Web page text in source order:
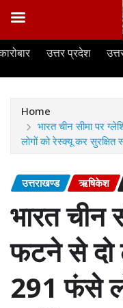
Skip
उत्तर प्रदेश
Home
भारत चीन सीमा पर
लोगों को रेस्क्यू कर सुरक्षित
उत्तराखण्ड ऋषिकेश
भारत चीन
फटने से दो
291 फंसे